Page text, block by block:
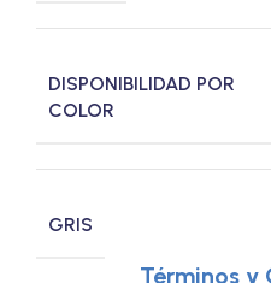
DISPONIBILIDAD POR
COLOR
GRIS
Términos y